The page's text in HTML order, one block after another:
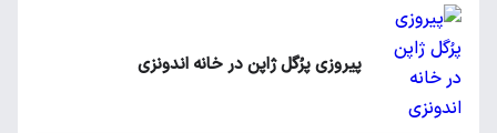
پیروزی پرُگل ژاپن در خانه اندونزی